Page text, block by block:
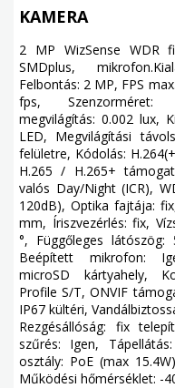
KAMERA
2 MP WizSense WDR
SMDplus,
Felbontás: 2 MP, FPS
fps, Szenzorméret:
megvilágítás: 0.002 lux,
LED, Megvilágítási
felületre, Kódolás:
H.265 / H.265+
valós Day/Night (ICR),
120dB), Optika fajtája:
mm, Íriszvezérlés: fix,
°, Függőleges
Beépített mikrofon:
microSD kártyahely,
Profile S/T, ONVIF
IP67 kültéri,
Rezgésállóság: fix
szűrés: Igen,
osztály: PoE (max
Működési hőmérséklet: -